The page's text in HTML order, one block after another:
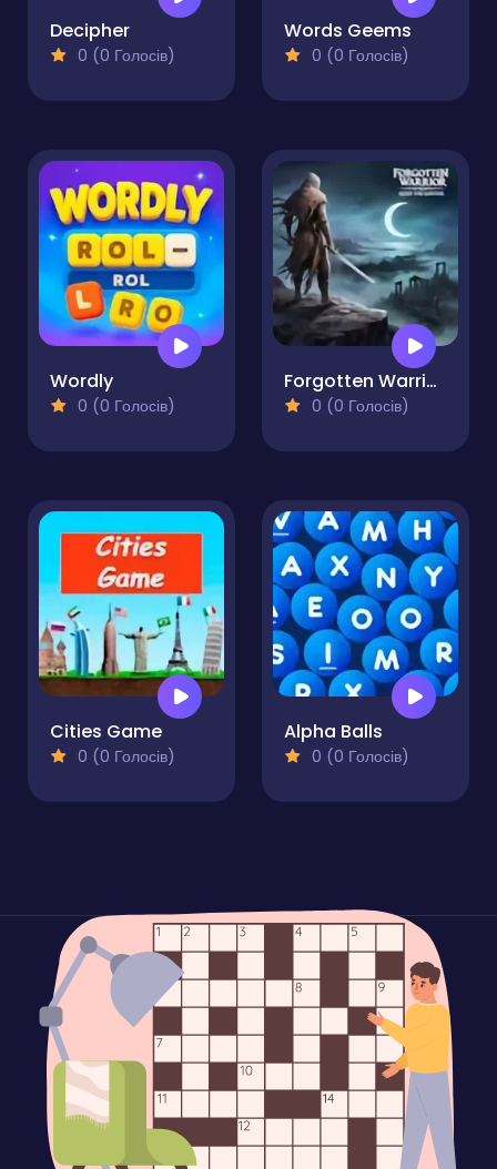
Decipher
0 (0 Голосів)
Words Geems
0 (0 Голосів)
Wordly
0 (0 Голосів)
Forgotten Warrior Quest for Survival
0 (0 Голосів)
Cities Game
0 (0 Голосів)
Alpha Balls
0 (0 Голосів)